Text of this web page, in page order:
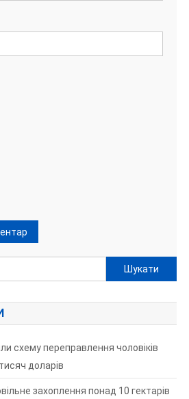
Пошук:
схему переправлення чоловіків
доларів
захоплення понад 10 гектарів